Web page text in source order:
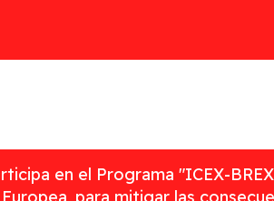
en el Programa "ICEX-